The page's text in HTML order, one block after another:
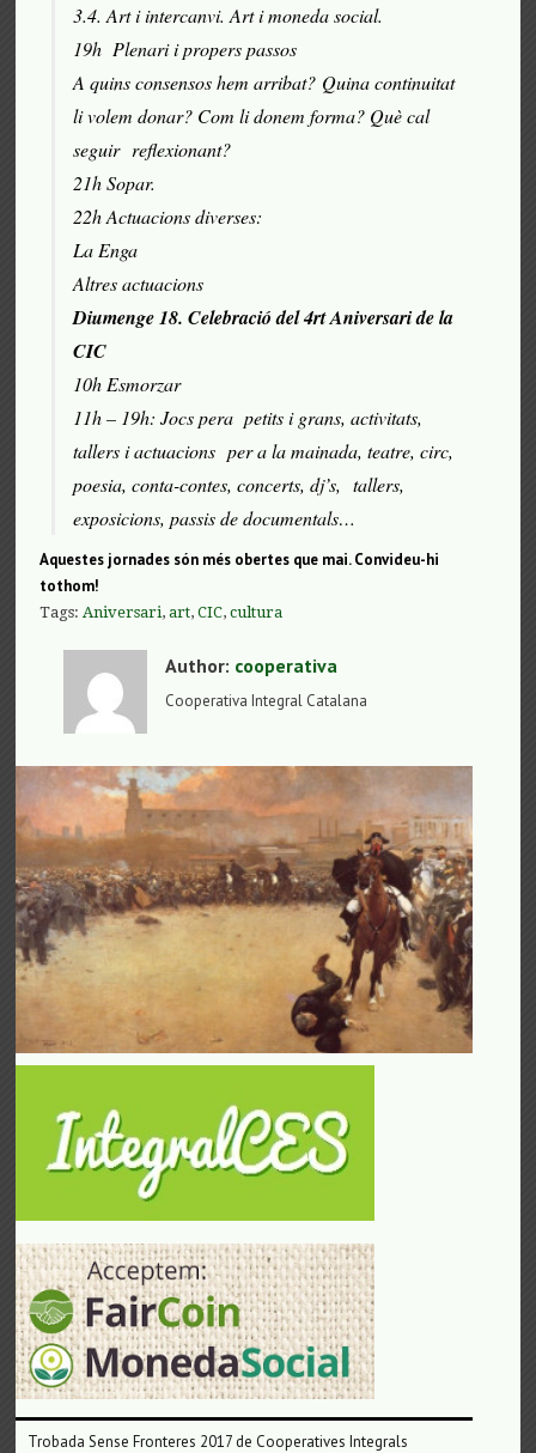
3.4. Art i intercanvi. Art i moneda social.
19h Plenari i propers passos
A quins consensos hem arribat? Quina continuitat
li volem donar? Com li donem forma? Què cal
seguir reflexionant?
21h Sopar.
22h Actuacions diverses:
La Enga
Altres actuacions
Diumenge 18. Celebració del 4rt Aniversari de la
CIC
10h Esmorzar
11h – 19h: Jocs pera petits i grans, activitats,
tallers i actuacions per a la mainada, teatre, circ,
poesia, conta-contes, concerts, dj’s, tallers,
exposicions, passis de documentals…
Aquestes jornades són més obertes que mai. Convideu-hi
tothom!
Tags: Aniversari,art,CIC,cultura
Author: cooperativa
Cooperativa Integral Catalana
Trobada Sense Fronteres 2017 de Cooperatives Integrals